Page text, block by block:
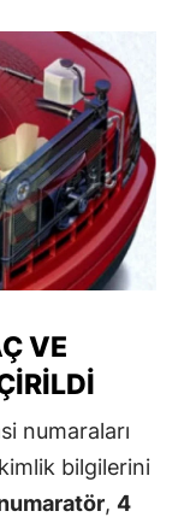
VE
numaraları
bilgilerini
, 4